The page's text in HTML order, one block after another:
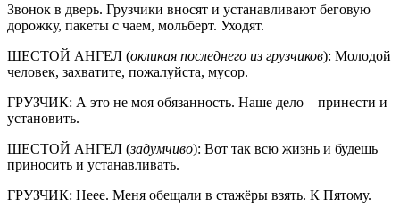
Звонок в дверь. Грузчики вносят и устанавливают беговую
дорожку, пакеты с чаем, мольберт. Уходят.
ШЕСТОЙ АНГЕЛ (окликая последнего из грузчиков): Молодой
человек, захватите, пожалуйста, мусор.
ГРУЗЧИК: А это не моя обязанность. Наше дело – принести и
установить.
ШЕСТОЙ АНГЕЛ (задумчиво): Вот так всю жизнь и будешь
приносить и устанавливать.
ГРУЗЧИК: Неее. Меня обещали в стажёры взять. К Пятому.